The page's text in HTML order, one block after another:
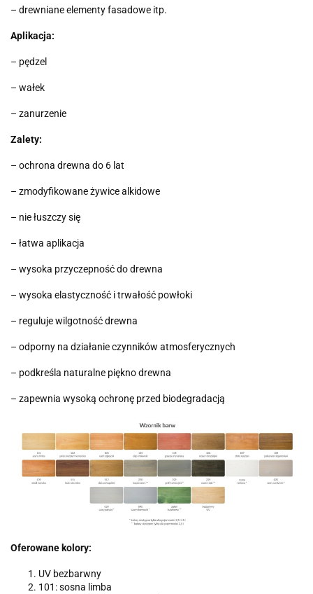
– drewniane elementy fasadowe itp.
Aplikacja:
– pędzel
– wałek
– zanurzenie
Zalety:
– ochrona drewna do 6 lat
– zmodyfikowane żywice alkidowe
– nie łuszczy się
– łatwa aplikacja
– wysoka przyczepność do drewna
– wysoka elastyczność i trwałość powłoki
– reguluje wilgotność drewna
– odporny na działanie czynników atmosferycznych
– podkreśla naturalne piękno drewna
– zapewnia wysoką ochronę przed biodegradacją
Oferowane kolory:
UV bezbarwny
101: sosna limba